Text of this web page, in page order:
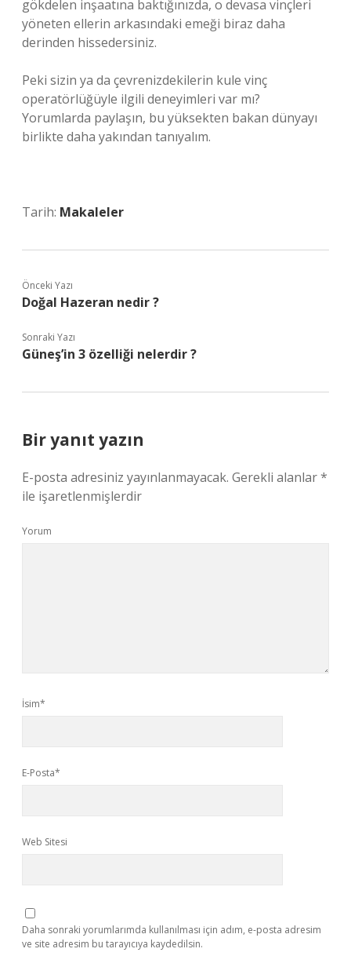
gökdelen inşaatına baktığınızda, o devasa vinçleri
yöneten ellerin arkasındaki emeği biraz daha
derinden hissedersiniz.
Peki sizin ya da çevrenizdekilerin kule vinç
operatörlüğüyle ilgili deneyimleri var mı?
Yorumlarda paylaşın, bu yüksekten bakan dünyayı
birlikte daha yakından tanıyalım.
Tarih: Makaleler
Önceki Yazı
Doğal Hazeran nedir ?
Sonraki Yazı
Güneş’in 3 özelliği nelerdir ?
Bir yanıt yazın
E-posta adresiniz yayınlanmayacak. Gerekli alanlar*
ile işaretlenmişlerdir
Yorum
İsim*
E-Posta*
Web Sitesi
Daha sonraki yorumlarımda kullanılması için adım, e-posta adresim
ve site adresim bu tarayıcıya kaydedilsin.